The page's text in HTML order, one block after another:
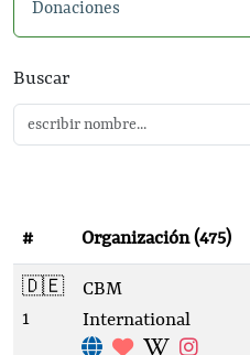
Buscar
# Organización(475)
🇩🇪
1
CBM
International